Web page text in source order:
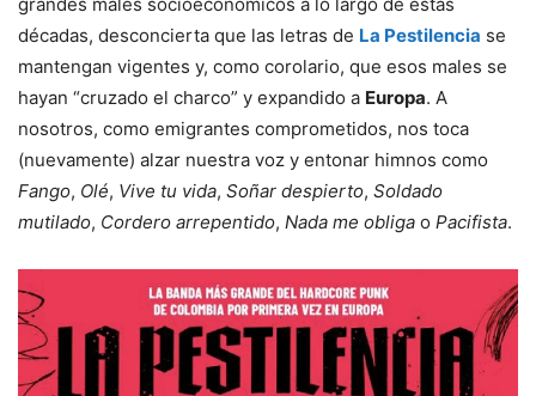
grandes males socioeconómicos a lo largo de estas
décadas, desconcierta que las letras de La Pestilencia se
mantengan vigentes y, como corolario, que esos males se
hayan “cruzado el charco” y expandido a Europa. A
nosotros, como emigrantes comprometidos, nos toca
(nuevamente) alzar nuestra voz y entonar himnos como
Fango, Olé, Vive tu vida, Soñar despierto, Soldado
mutilado, Cordero arrepentido, Nada me obliga o Pacifista.